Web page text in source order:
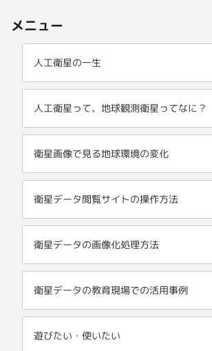
メニュー
人工衛星の一生
人工衛星って、地球観測衛星ってなに？
衛星画像で見る地球環境の変化
衛星データ閲覧サイトの操作方法
衛星データの画像化処理方法
衛星データの教育現場での活用事例
遊びたい・使いたい